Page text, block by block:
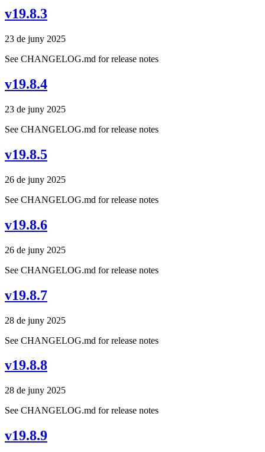
v19.8.3
23 de juny 2025
See CHANGELOG.md for release notes
v19.8.4
23 de juny 2025
See CHANGELOG.md for release notes
v19.8.5
26 de juny 2025
See CHANGELOG.md for release notes
v19.8.6
26 de juny 2025
See CHANGELOG.md for release notes
v19.8.7
28 de juny 2025
See CHANGELOG.md for release notes
v19.8.8
28 de juny 2025
See CHANGELOG.md for release notes
v19.8.9